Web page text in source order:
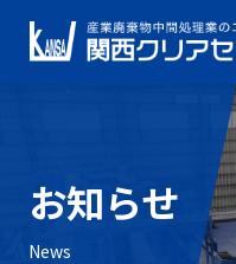
お知らせ
News